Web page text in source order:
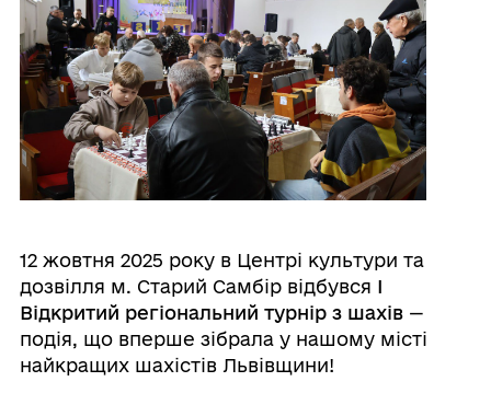
12 жовтня 2025 року в Центрі культури та
дозвілля м. Старий Самбір відбувся І
Відкритий регіональний турнір з шахів—
подія, що вперше зібрала у нашому місті
найкращих шахістів Львівщини!